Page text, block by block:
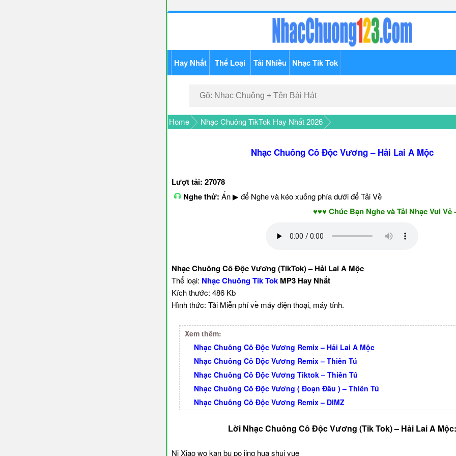
Hay Nhất Thể Loại Tải Nhiều Nhạc Tik Tok
Home Nhạc Chuông TikTok Hay Nhất 2026
Nhạc Chuông Cô Độc Vương – Hải Lai A Mộc
Lượt tải: 27078
Nghe thử: Ấn ▶ để Nghe và kéo xuống phía dưới để Tải Về
♥♥♥ Chúc Bạn Nghe và Tải Nhạc Vui Vẻ - Năm
Nhạc Chuông Cô Độc Vương (TikTok) – Hải Lai A Mộc
Thể loại: Nhạc Chuông Tik Tok MP3 Hay Nhất
Kích thước: 486 Kb
Hình thức: Tải Miễn phí về máy điện thoại, máy tính.
Xem thêm:
Nhạc Chuông Cô Độc Vương Remix – Hải Lai A Mộc
Nhạc Chuông Cô Độc Vương Remix – Thiên Tú
Nhạc Chuông Cô Độc Vương Tiktok – Thiên Tú
Nhạc Chuông Cô Độc Vương ( Đoạn Đầu ) – Thiên Tú
Nhạc Chuông Cô Độc Vương Remix – DIMZ
Lời Nhạc Chuông Cô Độc Vương (Tik Tok) – Hải Lai A Mộc:
Ni Xiao wo kan bu po jing hua shui yue